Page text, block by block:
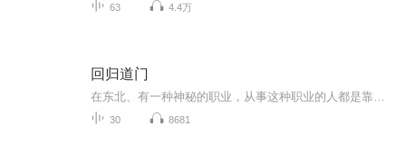
63 4.4万
回归道门
30 8681